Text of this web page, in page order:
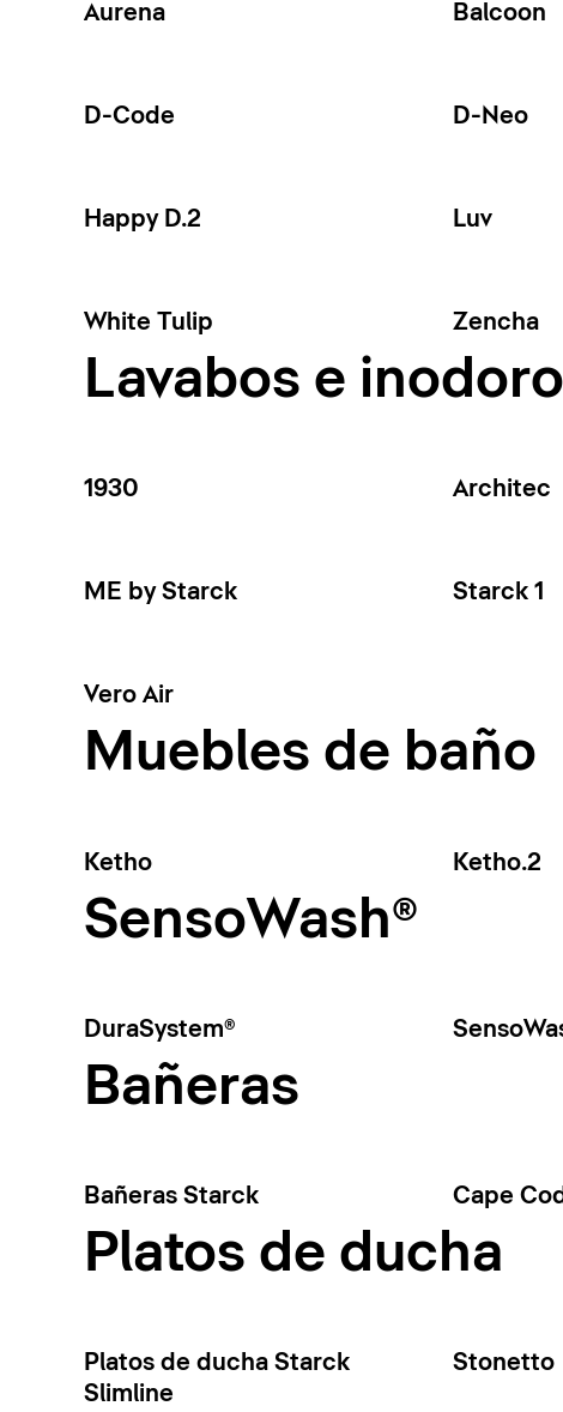
Aurena Balcoon
D-Code D-Neo
Happy D.2 Luv
White Tulip Zencha
Lavabos e
1930 Architec
ME by Starck Starck 1
Vero Air
Muebles de baño
Ketho Ketho.2
SensoWash®
DuraSystem®
Bañeras
Bañeras Starck Cape Cod
Platos de ducha
Platos de ducha Starck
Slimline
Stonetto